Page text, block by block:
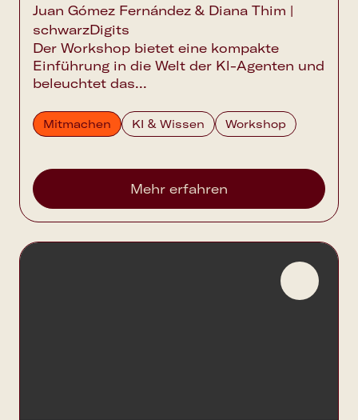
Juan Gómez Fernández & Diana Thim |
schwarzDigits
Der Workshop bietet eine kompakte
Einführung in die Welt der Kl-Agenten und
beleuchtet das...
Mitmachen KI & Wissen Workshop
Mehr erfahren